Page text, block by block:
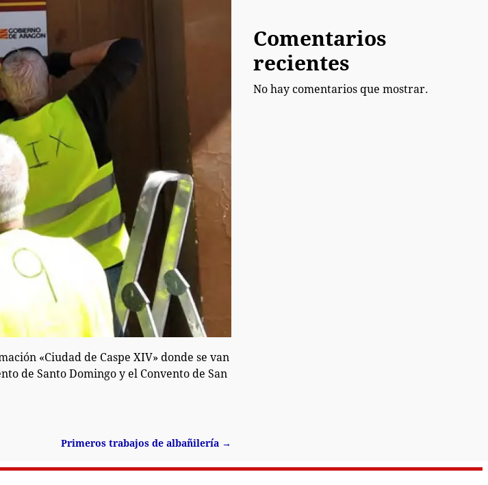
«Ciudad de Caspe XIV» donde se van
de Santo Domingo y el Convento de San
Primeros trabajos de albañilería →
Comentarios
recientes
No hay comentarios que mostrar.